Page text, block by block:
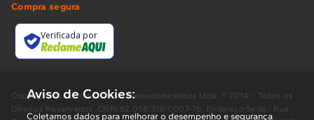
Compra segura
Verificada por
Copyright BUD Comércio de Eletrodomésticos Ltda. ® 2014 – Todos os
Direitos Reservados. CNPJ 62.058.318/0007-76. Endereço Sede : Rua
Aviso de Cookies:
Coletamos dados para melhorar o desempenho e segurança